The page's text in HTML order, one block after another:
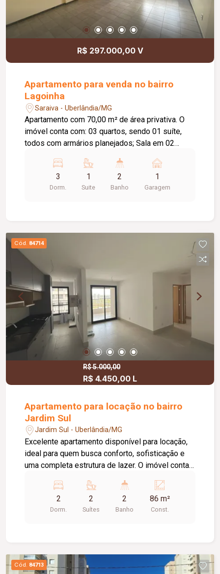
R$ 297.000,00 V
Apartamento para venda no bairro
Lagoinha
Saraiva - Uberlândia/MG
Apartamento com 70,00 m² de área privativa. O
imóvel conta com: 03 quartos, sendo 01 suíte,
todos com armários planejados; Sala em 02
Banheiro social; Hall de circulação; Área de
serviço com armários planejados; 01 vaga de
garagem; O condomínio oferece: Portaria 24
planejados nos quartos, banheiros, cozinha e área
de serviço; Ambientes bem distribuídos,
proporcionando conforto e praticidade para toda
a família.
3
Dorm.
1
Suite
2
Banho
1
Garagem
Cód. 84714
R$ 5.000,00
R$ 4.450,00 L
Apartamento para locação no bairro
Jardim Sul
Jardim Sul - Uberlândia/MG
Excelente apartamento disponível para locação,
ideal para quem busca conforto, sofisticação e
uma completa estrutura de lazer. O imóvel conta
Os banheiros das suítes possuem armários sob
a pia, oferecendo mais praticidade no dia a dia.
Dispõe de sala ampla e aconchegante, cozinha
funcionais e bem distribuídos. O apartamento
conta ainda com elevador e 01 vaga de garagem.
2
Dorm.
2
Suítes
2
Banho
86 m²
Const.
Cód. 84713